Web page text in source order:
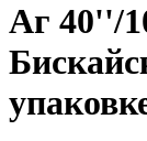
Аг 40''/